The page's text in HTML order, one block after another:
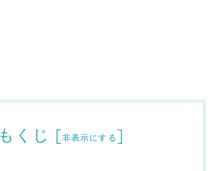
もくじ [非表示にする]